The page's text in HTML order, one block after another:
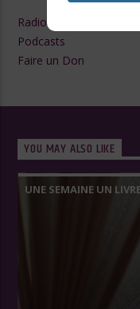
Radio Live
Podcasts
Faire un Don
YOU MAY ALSO LIKE
UNE SEMAINE UN LIVRE